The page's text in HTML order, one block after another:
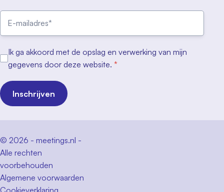
Ik ga akkoord met de opslag en verwerking van mijn
gegevens door deze website. *
Inschrijven
© 2026 - meetings.nl -
Alle rechten
voorbehouden
Algemene voorwaarden
Cookieverklaring